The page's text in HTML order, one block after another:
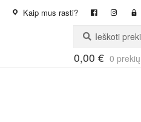
Kaip mus rasti?
Ieškoti:
Ieškoti
0,00 € 0 prekių